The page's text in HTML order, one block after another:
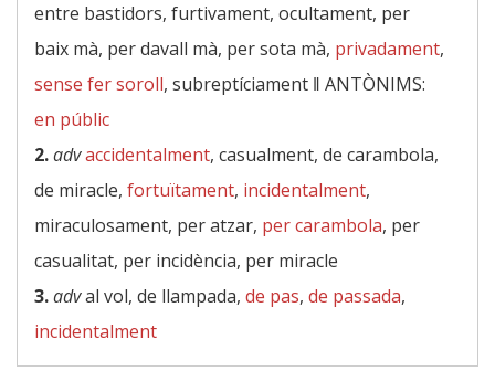
entre bastidors, furtivament, ocultament, per
baix mà, per davall mà, per sota mà, privadament,
sense fer soroll, subreptíciament ‖ ANTÒNIMS:
en públic
2.advaccidentalment, casualment, de carambola,
de miracle, fortuïtament, incidentalment,
miraculosament, per atzar, per carambola, per
casualitat, per incidència, per miracle
3.adval vol, de llampada, de pas, de passada,
incidentalment